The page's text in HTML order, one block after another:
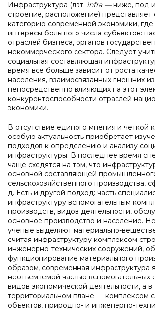
Инфраструктура (лат. infra —ниже, под и
строение, расположение)
категорию современной экономики, где
интересы большого числа субъектов:
отраслей бизнеса, органов
некоммерческого сектора. Следует
социальная составляющая
время все больше зависит от роста
населения, взаимосвязанных внешних
непосредственно влияющих на этот
конкурентоспособности отраслей
экономики.
В отсутствие единого мнения и четкой
особую актуальность приобретает
подходов к определению и анализу
инфраструктуры. В последнее время
чаще сходятся на том, что
основной составляющей
сельскохозяйственного производства,
д. Есть и другой подход: часть
инфраструктуру вспомогательным
производств, видов деятельности,
основное производство и население.
ученые выделяют материально-
считая инфраструктуру комплексом
инженерно-технических сооружений,
функционирование материального
образом, современная инфраструктура
неотъемлемой частью вспомогательных
видов экономической деятельности, а в
территориальном плане — комплексом
объектов, природно- и инженерно-